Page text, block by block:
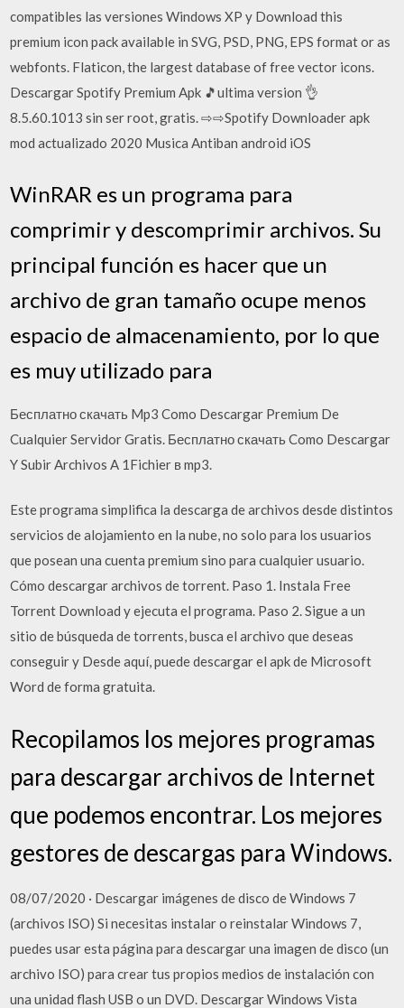
compatibles las versiones Windows XP y Download this
premium icon pack available in SVG, PSD, PNG, EPS format or as
webfonts. Flaticon, the largest database of free vector icons.
Descargar Spotify Premium Apk 🎵ultima version 👌
8.5.60.1013 sin ser root, gratis. ⇨⇨Spotify Downloader apk
mod actualizado 2020 Musica Antiban android iOS
WinRAR es un programa para
comprimir y descomprimir archivos. Su
principal función es hacer que un
archivo de gran tamaño ocupe menos
espacio de almacenamiento, por lo que
es muy utilizado para
Бесплатно скачать Mp3 Como Descargar Premium De
Cualquier Servidor Gratis. Бесплатно скачать Como Descargar
Y Subir Archivos A 1Fichier в mp3.
Este programa simplifica la descarga de archivos desde distintos
servicios de alojamiento en la nube, no solo para los usuarios
que posean una cuenta premium sino para cualquier usuario.
Cómo descargar archivos de torrent. Paso 1. Instala Free
Torrent Download y ejecuta el programa. Paso 2. Sigue a un
sitio de búsqueda de torrents, busca el archivo que deseas
conseguir y Desde aquí, puede descargar el apk de Microsoft
Word de forma gratuita.
Recopilamos los mejores programas
para descargar archivos de Internet
que podemos encontrar. Los mejores
gestores de descargas para Windows.
08/07/2020 · Descargar imágenes de disco de Windows 7
(archivos ISO) Si necesitas instalar o reinstalar Windows 7,
puedes usar esta página para descargar una imagen de disco (un
archivo ISO) para crear tus propios medios de instalación con
una unidad flash USB o un DVD. Descargar Windows Vista